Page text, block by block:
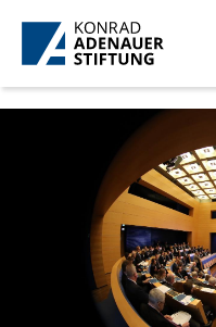
Zum Hauptinhalt springen